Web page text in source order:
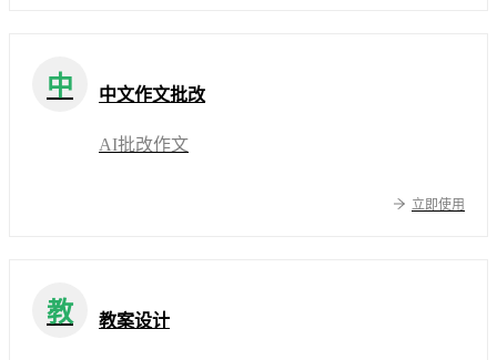
中 中文作文批改
AI批改作文
立即使用
教 教案设计